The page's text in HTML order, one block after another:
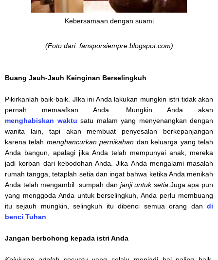
Kebersamaan dengan suami
(Foto dari: fansporsiempre.blogspot.com)
Buang Jauh-Jauh Keinginan Berselingkuh
Pikirkanlah baik-baik. JIka ini Anda lakukan mungkin istri tidak akan
pernah memaafkan Anda. Mungkin Anda akan
menghabiskan waktu satu malam yang menyenangkan dengan
wanita lain, tapi akan membuat penyesalan berkepanjangan
karena telah menghancurkan pernikahan dan keluarga yang telah
Anda bangun, apalagi jika Anda telah mempunyai anak, mereka
jadi korban dari kebodohan Anda. Jika Anda mengalami masalah
rumah tangga, tetaplah setia dan ingat bahwa ketika Anda menikah
Anda telah mengambil sumpah dan janji untuk setia .Juga apa pun
yang menggoda Anda untuk berselingkuh, Anda perlu membuang
itu sejauh mungkin, selingkuh itu dibenci semua orang dan di
benci Tuhan
Jangan berbohong kepada istri Anda